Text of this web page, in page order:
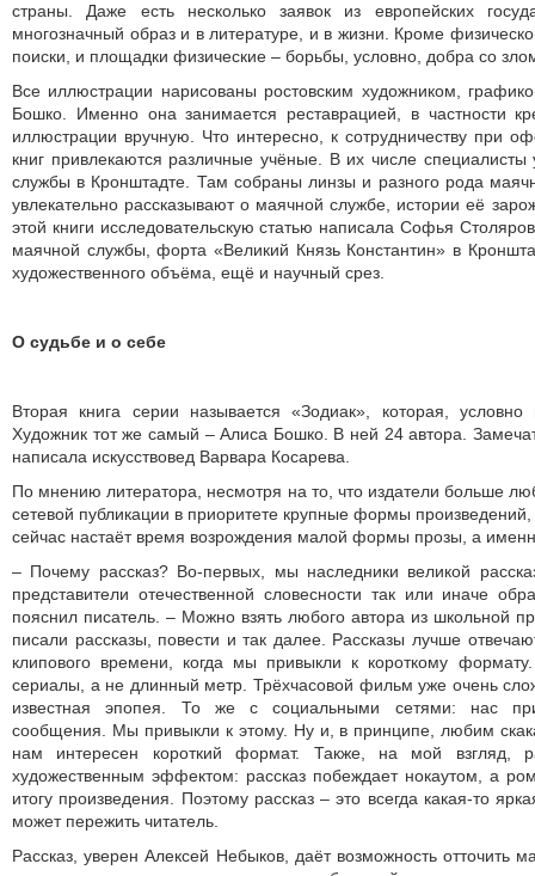
страны. Даже есть несколько заявок из европейских
многозначный образ и в литературе, и в жизни. Кроме
поиски, и площадки физические – борьбы, условно, добра со
Все иллюстрации нарисованы ростовским художником,
Бошко. Именно она занимается реставрацией, в частности
иллюстрации вручную. Что интересно, к сотрудничеству при
книг привлекаются различные учёные. В их числе
службы в Кронштадте. Там собраны линзы и разного рода
увлекательно рассказывают о маячной службе, истории её
этой книги исследовательскую статью написала Софья
маячной службы, форта «Великий Князь Константин» в
художественного объёма, ещё и научный срез.
О судьбе и о себе
Вторая книга серии называется «Зодиак», которая,
Художник тот же самый – Алиса Бошко. В ней 24 автора.
написала искусствовед Варвара Косарева.
По мнению литератора, несмотря на то, что издатели больше
сетевой публикации в приоритете крупные формы
сейчас настаёт время возрождения малой формы прозы, а
– Почему рассказ? Во-первых, мы наследники великой
представители отечественной словесности так или иначе
пояснил писатель. – Можно взять любого автора из школьной
писали рассказы, повести и так далее. Рассказы лучше
клипового времени, когда мы привыкли к короткому
сериалы, а не длинный метр. Трёхчасовой фильм уже очень
известная эпопея. То же с социальными сетями: нас
сообщения. Мы привыкли к этому. Ну и, в принципе, любим
нам интересен короткий формат. Также, на мой взгляд,
художественным эффектом: рассказ побеждает нокаутом, а
итогу произведения. Поэтому рассказ – это всегда какая-то
может пережить читатель.
Рассказ, уверен Алексей Небыков, даёт возможность отточить